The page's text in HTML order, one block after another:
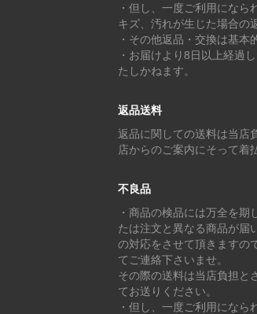
・但し、一度ご利用になら
キズ、汚れが生じた場合の
・その他返品・交換は基本
・お届けより8日以上経過
たしかねます。
返品送料
返品に関しての送料は当店
店からのご案内にそって着
不良品
・商品の検品には万全を期
たは注文と異なる商品が届
の対応をさせて頂きますの
てご連絡下さいませ。
その際の送料は当店負担と
てお送りください。
・但し、一度ご利用になら